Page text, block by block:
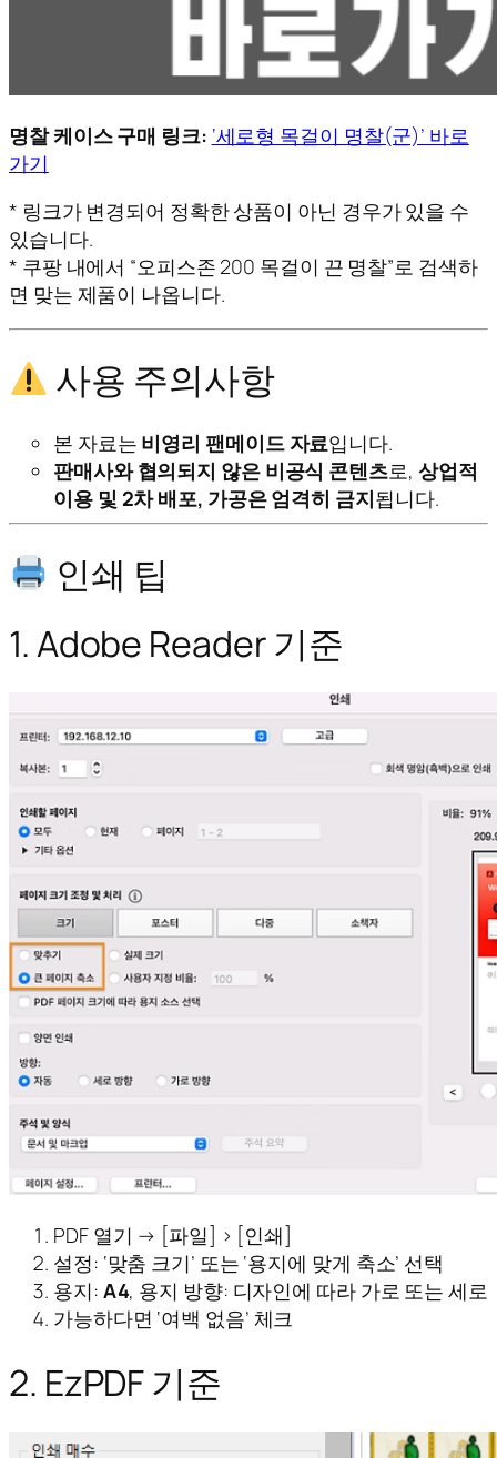
명찰 케이스 구매 링크: ‘세로형 목걸이 명찰(군)’ 바로
가기
* 링크가 변경되어 정확한 상품이 아닌 경우가 있을 수
있습니다.
* 쿠팡 내에서 “오피스존 200 목걸이 끈 명찰”로 검색하
면 맞는 제품이 나옵니다.
사용 주의사항
본 자료는 비영리 팬메이드 자료입니다.
판매사와 협의되지 않은 비공식 콘텐츠로, 상업적
이용 및 2차 배포, 가공은 엄격히 금지됩니다.
인쇄 팁
1. Adobe Reader 기준
PDF 열기 → [파일] > [인쇄]
설정: ‘맞춤 크기’ 또는 ‘용지에 맞게 축소’ 선택
용지: A4, 용지 방향: 디자인에 따라 가로 또는 세로
가능하다면 ‘여백 없음’ 체크
2. EzPDF 기준